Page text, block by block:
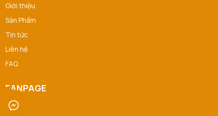
Giới thiệu
Sản Phẩm
Tin tức
Liên hệ
FAQ
FANPAGE